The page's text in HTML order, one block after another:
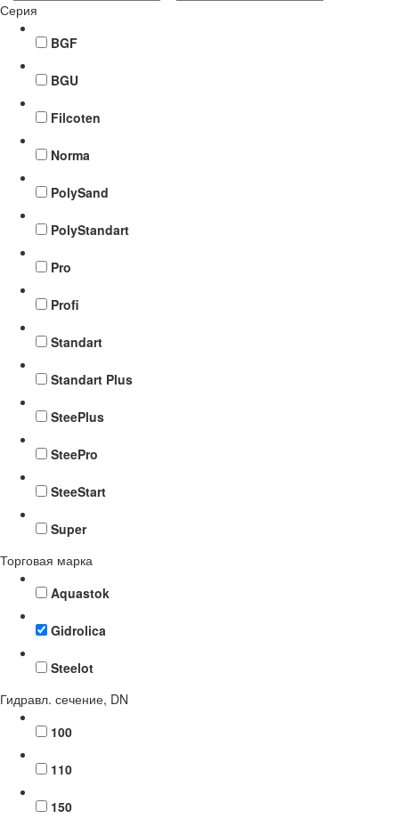
Серия
BGF
BGU
Filcoten
Norma
PolySand
PolyStandart
Pro
Profi
Standart
Standart Plus
SteePlus
SteePro
SteeStart
Super
Торговая марка
Aquastok
Gidrolica
Steelot
Гидравл. сечение, DN
100
110
150